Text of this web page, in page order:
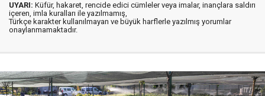
UYARI: Küfür, hakaret, rencide edici cümleler veya imalar, inançlara saldırı
içeren, imla kuralları ile yazılmamış,
Türkçe karakter kullanılmayan ve büyük harflerle yazılmış yorumlar
onaylanmamaktadır.